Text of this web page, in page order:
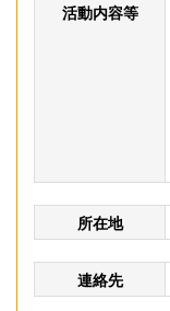
活動内容等
所在地
連絡先